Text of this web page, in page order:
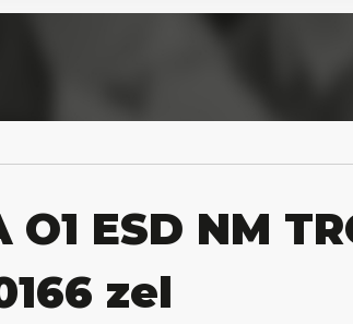
O1 ESD NM
zel